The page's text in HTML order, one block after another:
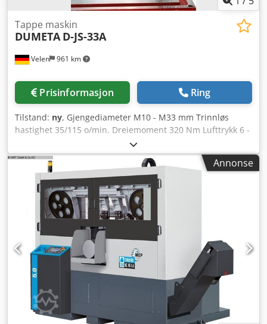
Velen 961 km
Tappe maskin
DUMETA D-JS-33A
Prisinformasjon Ring
Tilstand: ny, Gjengediameter M10 - M33 mm Trinnløs
hastighet 35/115 o/min. Dreiemoment 320 Nm Lufttrykk 6 -
8 bar Arbeidsområde 400 - 2000 mm Den pneumatiske D-
JSC gjengeboremaskinen har blant annet en
trykkluftsmotor med hurtigchuck og en stabil, fleksibel
arbeidsarm. Borearmen kan monteres direkte på
arbeidsbordet via monteringsflensen, og er umiddelbart
klar til bruk. Dette sikrer raske omstillingstider.
Gjengeboret kan enkelt føres til ønsket borehull uten at
emnet må plasseres under borhodet. Utførelse med
justerbar vinkel, hvor hurtigchucken kan vippes slik at
horisontal gjengeboring også er mulig. Pneumatiske
gjengeboremaskiner for M3 - M12 gjenger, vinkel
justerbar. 6 stk. hurtigvekslingschucker med glidekobling.
Dksdpfx Absfg U Sleper Tilvalg: - Oppspenningsbord med
T-spor: 750x600x650 mm eller 990x700x800 mm -
Magnetfot.
Annonse